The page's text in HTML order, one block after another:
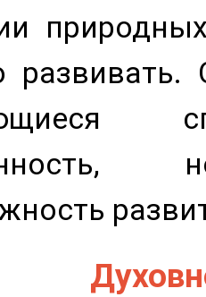
развивать.